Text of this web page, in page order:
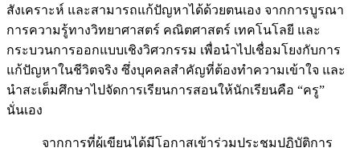
สังเคราะห์ และสามารถแก้ปัญหาได้ด้วยตนเอง จากการบูรณา
การความรู้ทางวิทยาศาสตร์ คณิตศาสตร์ เทคโนโลยี และ
กระบวนการออกแบบเชิงวิศวกรรม เพื่อนำไปเชื่อมโยงกับการ
แก้ปัญหาในชีวิตจริง ซึ่งบุคคลสำคัญที่ต้องทำความเข้าใจ และ
นำสะเต็มศึกษาไปจัดการเรียนการสอนให้นักเรียนคือ “ครู”
นั่นเอง
จากการที่ผู้เขียนได้มีโอกาสเข้าร่วมประชุมปฏิบัติการ